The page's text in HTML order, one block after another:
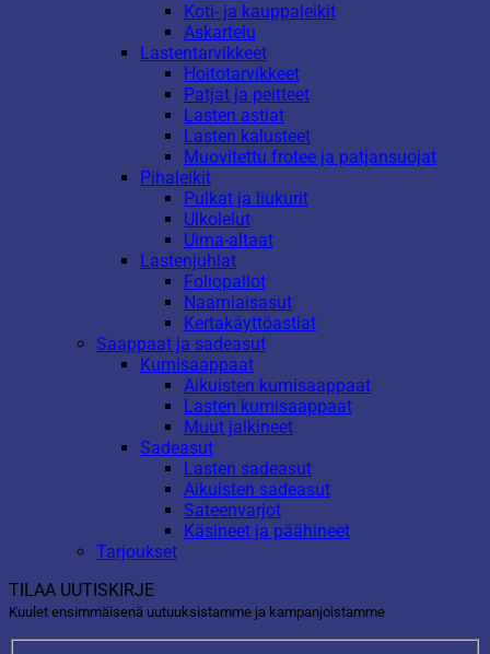
Koti- ja kauppaleikit
Askartelu
Lastentarvikkeet
Hoitotarvikkeet
Patjat ja peitteet
Lasten astiat
Lasten kalusteet
Muovitettu frotee ja patjansuojat
Pihaleikit
Pulkat ja liukurit
Ulkolelut
Uima-altaat
Lastenjuhlat
Foliopallot
Naamiaisasut
Kertakäyttöastiat
Saappaat ja sadeasut
Kumisaappaat
Aikuisten kumisaappaat
Lasten kumisaappaat
Muut jalkineet
Sadeasut
Lasten sadeasut
Aikuisten sadeasut
Sateenvarjot
Käsineet ja päähineet
Tarjoukset
TILAA UUTISKIRJE
Kuulet ensimmäisenä uutuuksistamme ja kampanjoistamme